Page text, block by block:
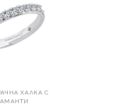
ХАЛКА С